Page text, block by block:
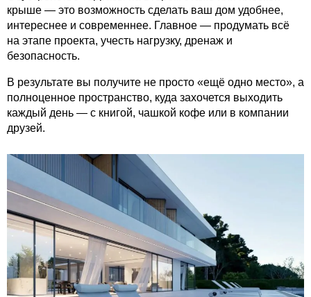
крыше — это возможность сделать ваш дом удобнее,
интереснее и современнее. Главное — продумать всё
на этапе проекта, учесть нагрузку, дренаж и
безопасность.
В результате вы получите не просто «ещё одно место», а
полноценное пространство, куда захочется выходить
каждый день — с книгой, чашкой кофе или в компании
друзей.